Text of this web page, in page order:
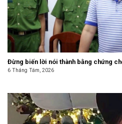
Đừng biến lời nói thành bằng chứng
6 Tháng Tám, 2026